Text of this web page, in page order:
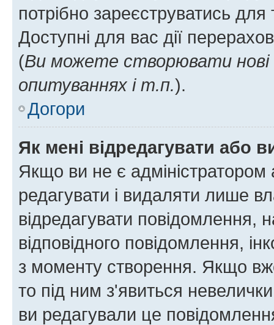
потрібно зареєструватись
Доступні для вас дії
(Ви можете створювати
опитуваннях і т.п.).
Догори
Як мені відредагувати або
Якщо ви не є
редагувати і видаляти лише
відредагувати повідомлення,
відповідного повідомлення,
з моменту створення. Якщо
то під ним з'явиться
ви редагували це